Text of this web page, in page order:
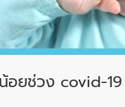
อยช่วง covid-19